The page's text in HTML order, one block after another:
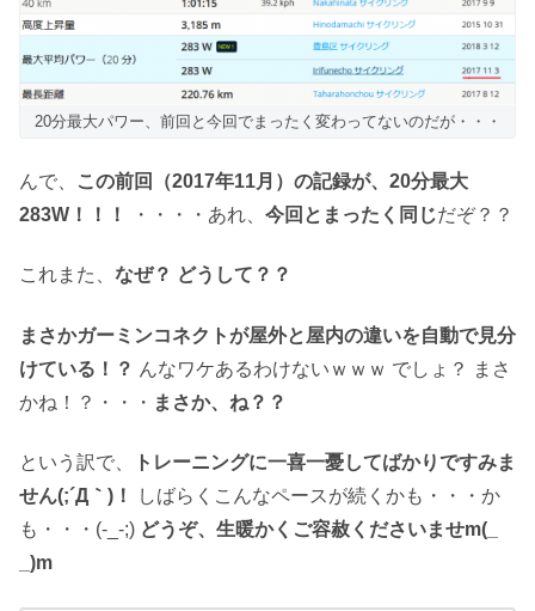
20分最大パワー、前回と今回でまったく変わってないのだが・・・
んで、
この前回（2017年11月）の記録が、20分最大
283W！！！
・・・・あれ、 今回とまったく同じだぞ？？
これまた、 なぜ？ どうして？？
まさかガーミンコネクトが屋外と屋内の違いを自動で見分
けている！？ んなワケあるわけないｗｗｗ でしょ？ まさ
かね！？・・・ まさか、ね？？
という訳で、
トレーニングに一喜一憂してばかりですみま
せん(;´Д｀)！
しばらくこんなペースが続くかも・・・か
も・・・(-_-;) どうぞ、生暖かくご容赦くださいませm(_
_)m